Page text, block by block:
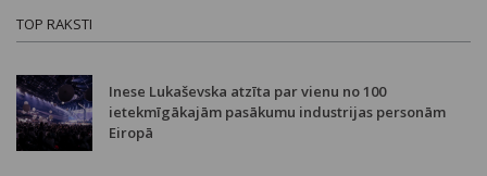
TOP RAKSTI
Inese Lukaševska atzīta par vienu no 100
ietekmīgākajām pasākumu industrijas personām
Eiropā